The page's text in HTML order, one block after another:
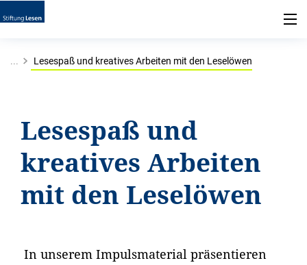
... Lesespaß und kreatives Arbeiten mit den Leselöwen
Lesespaß und
kreatives Arbeiten
mit den Leselöwen
In unserem Impulsmaterial präsentieren